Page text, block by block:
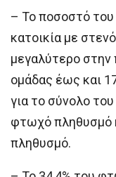
– Το ποσοστό του
κατοικία με
μεγαλύτερο στην
ομάδας έως και
για το σύνολο
φτωχό πληθυσμό
πληθυσμό.